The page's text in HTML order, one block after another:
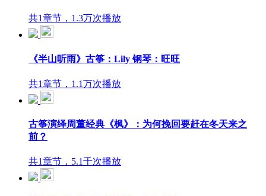
共1章节，1.3万次播放
《半山听雨》古筝：Lily 钢琴：旺旺
共1章节，1.1万次播放
古筝演绎周董经典《枫》：为何挽回要赶在冬天来之
前？
共1章节，5.1千次播放